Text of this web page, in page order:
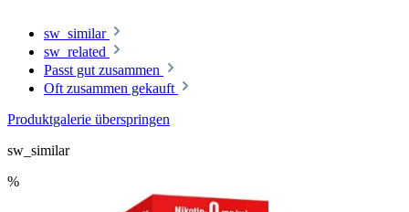
sw_similar
sw_related
Passt gut zusammen
Oft zusammen gekauft
Produktgalerie überspringen
sw_similar
%